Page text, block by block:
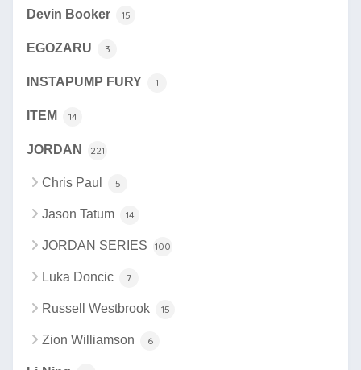
Devin Booker 15
EGOZARU 3
INSTAPUMP FURY 1
ITEM 14
JORDAN 221
Chris Paul 5
Jason Tatum 14
JORDAN SERIES 100
Luka Doncic 7
Russell Westbrook 15
Zion Williamson 6